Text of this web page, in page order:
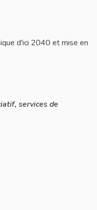
d'ici 2040 et mise en
services de